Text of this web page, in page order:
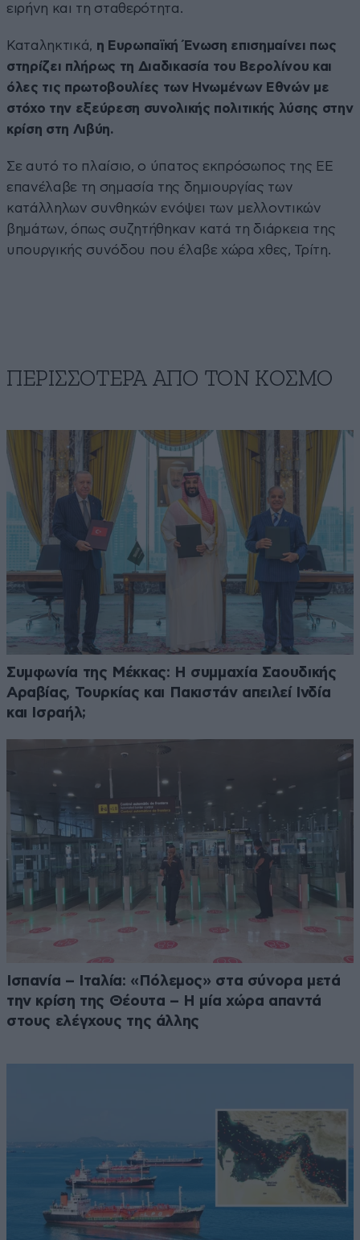
ειρήνη και τη σταθερότητα.
Καταληκτικά, η Ευρωπαϊκή Ένωση επισημαίνει πως
στηρίζει πλήρως τη Διαδικασία του Βερολίνου και
όλες τις πρωτοβουλίες των Ηνωμένων Εθνών με
στόχο την εξεύρεση συνολικής πολιτικής λύσης στην
κρίση στη Λιβύη.
Σε αυτό το πλαίσιο, ο ύπατος εκπρόσωπος της ΕΕ
επανέλαβε τη σημασία της δημιουργίας των
κατάλληλων συνθηκών ενόψει των μελλοντικών
βημάτων, όπως συζητήθηκαν κατά τη διάρκεια της
υπουργικής συνόδου που έλαβε χώρα χθες, Τρίτη.
ΠΕΡΙΣΣΟΤΕΡΑ ΑΠΟ ΤΟΝ ΚΟΣΜΟ
Συμφωνία της Μέκκας: Η συμμαχία Σαουδικής
Αραβίας, Τουρκίας και Πακιστάν απειλεί Ινδία
και Ισραήλ;
Ισπανία – Ιταλία: «Πόλεμος» στα σύνορα μετά
την κρίση της Θέουτα – Η μία χώρα απαντά
στους ελέγχους της άλλης